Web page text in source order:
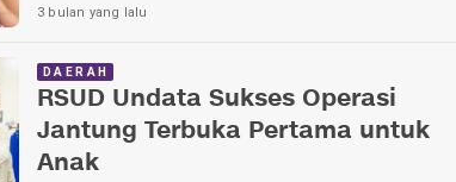
3 bulan yang lalu
DAERAH
RSUD Undata Sukses Operasi
Jantung Terbuka Pertama untuk
Anak